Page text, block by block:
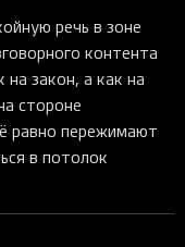
речь в зоне
контента
закон, а как на
стороне
равно пережимают
в потолок